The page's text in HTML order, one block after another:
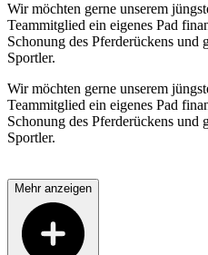
Wir möchten gerne unserem
Teammitglied ein eigenes Pad
Schonung des Pferderückens
Sportler.
Wir möchten gerne unserem
Teammitglied ein eigenes Pad
Schonung des Pferderückens
Sportler.
Mehr anzeigen